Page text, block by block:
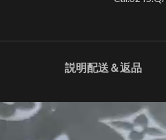
説明配送＆返品